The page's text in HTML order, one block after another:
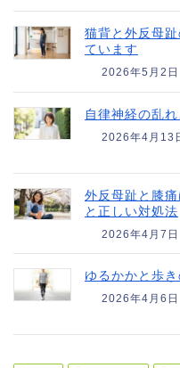
猫背と外反母
ています
2026年5月2日
自律神経の乱
2026年4月13
外反母趾と膝
と正しい対処法
2026年4月7日
ゆるかかと歩
2026年4月6日